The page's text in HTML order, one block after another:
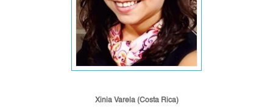
Xinia Varela (Costa Rica)